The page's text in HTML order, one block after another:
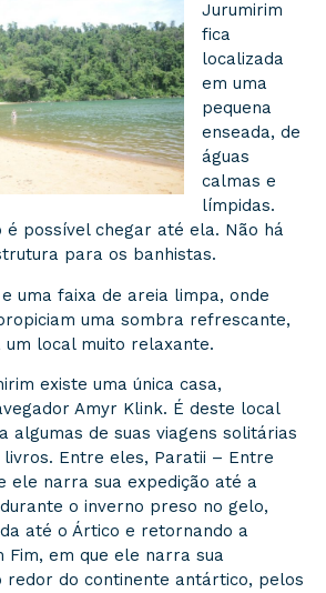
Jurumirim
fica
localizada
em uma
pequena
enseada, de
águas
calmas e
límpidas.
é possível chegar até ela. Não há
para os banhistas.
uma faixa de areia limpa, onde
uma sombra refrescante,
local muito relaxante.
existe uma única casa,
Amyr Klink. É deste local
algumas de suas viagens solitárias
Entre eles, Paratii – Entre
ele narra sua expedição até a
o inverno preso no gelo,
até o Ártico e retornando a
Fim, em que ele narra sua
redor do continente antártico, pelos